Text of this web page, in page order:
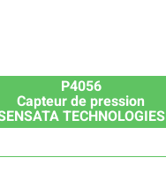
P4056
Capteur de pression
TECHNOLOGIES